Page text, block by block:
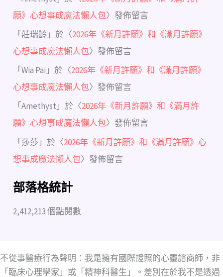
願》心想事成魔法懶人包〉發佈留言
「莊瑞齡 」於〈2026年《新月許願》和《滿月許願》
心想事成魔法懶人包〉發佈留言
「Wia Pai 」於〈2026年《新月許願》和《滿月許願》
心想事成魔法懶人包〉發佈留言
「Amethyst 」於〈2026年《新月許願》和《滿月許
願》心想事成魔法懶人包〉發佈留言
「 莎莎 」於〈2026年《新月許願》和《滿月許願》心
想事成魔法懶人包〉發佈留言
部落格統計
2,412,213 個點閱數
不從事醫療行為聲明：我是擁有國際證照的心靈諮商師，非
「臨床心理學家」或「精神科醫生」。差別在於我不是透過